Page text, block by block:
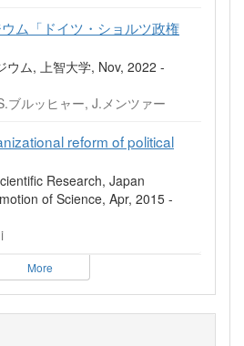
ム「ドイツ・ショルツ政権
ウム, 上智大学, Nov, 2022 -
ブルッヒャー, J.メンツァー
reform of political
Research, Japan
of Science, Apr, 2015 -
More